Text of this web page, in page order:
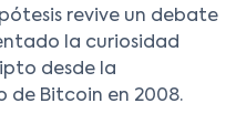
revive un debate
la curiosidad
desde la
de Bitcoin en 2008.